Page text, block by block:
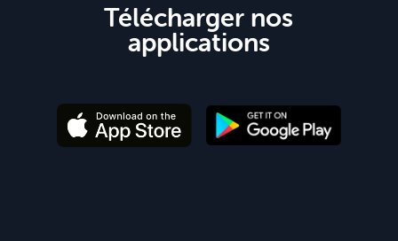
Télécharger nos
applications